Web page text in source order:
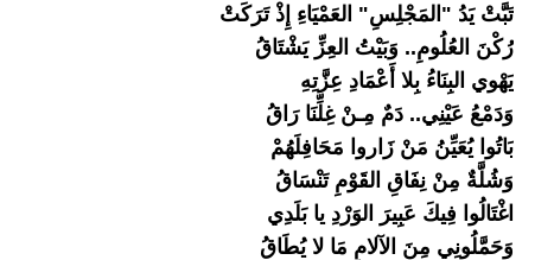
تَبَّتْ يَدُ "المَجْلِسِ" العَمْيَاءِ إِذْ تَرَكَتْ
رُكْنَ العُلُومِ.. وَبَيْتُ العِزِّ يَشْتَاقُ
يَهْوي البِنَاءُ بِلا أَعْمَادِ عِزَّتِهِ
وَدَمْعُ عَيْنِي.. دَمٌ مِـنْ غِلِّنَا رَاقُ
بَاتُوا يُعَيِّنُ مَنْ زَاروا مَحَافِلَهُمْ
وَشُلَّةٌ مِنْ نِفَاقِ القَوْمِ تَنْسَاقُ
اغْتَالُوا فِيكَ عَبِيرَ الوَرْدِ يا بَلَدِي
وَحَمَّلُونِي مِنَ الآلامِ مَا لا يُطَاقُ